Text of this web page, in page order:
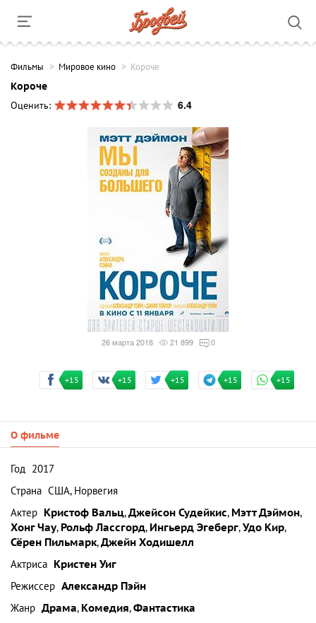
Фильмы Мировое кино Короче
Короче
Оценить:
6.4
26 марта 2018 21 899 0
+15 +15 +15 +15 +15
О фильме
Год 2017
Страна США, Норвегия
Актер Кристоф Вальц,Джейсон Судейкис, Мэтт Дэймон,
Хонг Чау, Рольф Лассгорд, Ингьерд Эгеберг,Удо Кир,
Сёрен Пильмарк,Джейн Ходишелл
Актриса Кристен Уиг
Режиссер Александр Пэйн
Жанр Драма, Комедия,Фантастика